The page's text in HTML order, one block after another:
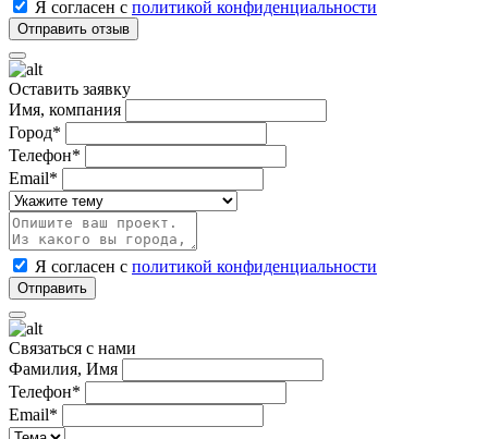
Я согласен с политикой конфиденциальности
Оставить заявку
Имя, компания
Город*
Телефон*
Email*
Я согласен с политикой конфиденциальности
Связаться с нами
Фамилия, Имя
Телефон*
Email*